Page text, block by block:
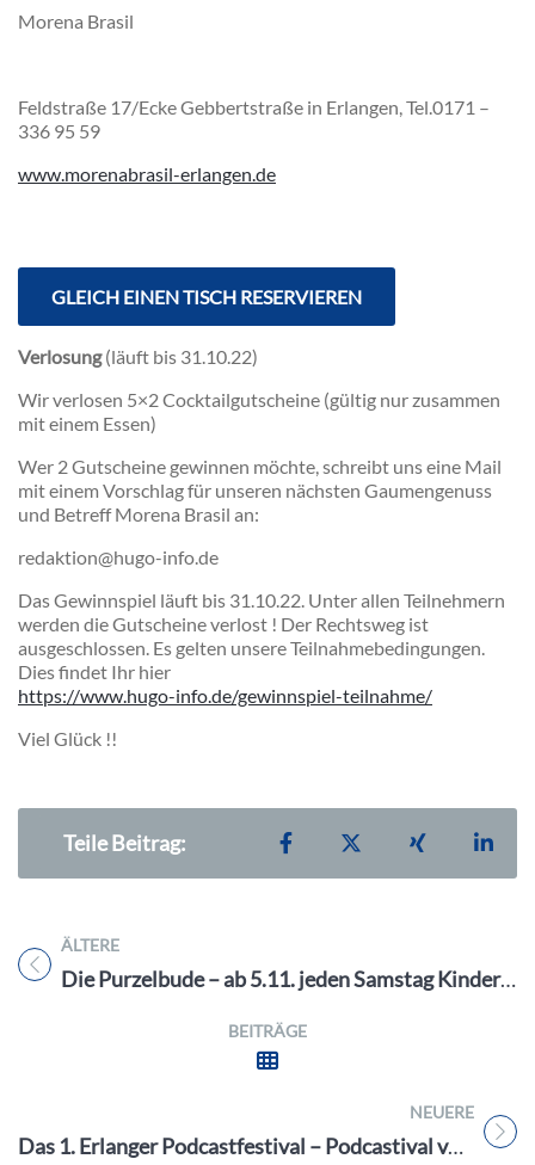
Morena Brasil
Feldstraße 17/Ecke Gebbertstraße in Erlangen, Tel.0171 –
336 95 59
www.morenabrasil-erlangen.de
GLEICH EINEN TISCH RESERVIEREN
Verlosung(läuft bis 31.10.22)
Wir verlosen 5×2 Cocktailgutscheine (gültig nur zusammen
mit einem Essen)
Wer 2 Gutscheine gewinnen möchte, schreibt uns eine Mail
mit einem Vorschlag für unseren nächsten Gaumengenuss
und Betreff Morena Brasil an:
redaktion@hugo-info.de
Das Gewinnspiel läuft bis 31.10.22. Unter allen Teilnehmern
werden die Gutscheine verlost ! Der Rechtsweg ist
ausgeschlossen. Es gelten unsere Teilnahmebedingungen.
Dies findet Ihr hier
https://www.hugo-info.de/gewinnspiel-teilnahme/
Viel Glück !!
Teile Beitrag: Teilen auf Facebook
Teilen auf XTeilen auf
ÄLTERE
Titel für Beitrag
Die Purzelbude – ab 5.11. jeden Samstag Kinderbetreuung
BEITRÄGE
NEUERE
Titel für Beitrag
Das 1. Erlanger Podcastfestival – Podcastival vom 28.10 – 17.11.22